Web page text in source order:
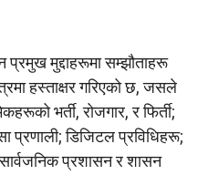
मुद्दाहरूमा सम्झौताहरू
हस्ताक्षर गरिएको छ, जसले
भर्ती, रोजगार, र फिर्ती;
प्रणाली; डिजिटल प्रविधिहरू;
प्रशासन र शासन